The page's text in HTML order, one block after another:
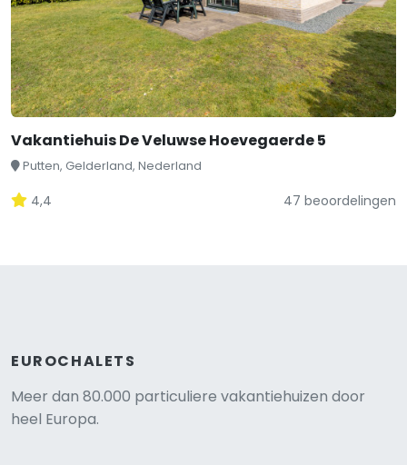
Vakantiehuis De Veluwse Hoevegaerde 5
Putten, Gelderland, Nederland
4,4 47 beoordelingen
EUROCHALETS
Meer dan 80.000 particuliere vakantiehuizen door
heel Europa.